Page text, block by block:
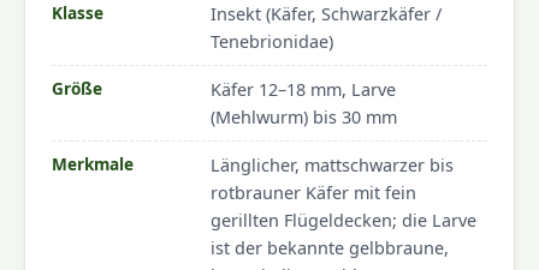
Klasse
Insekt (Käfer, Schwarzkäfer /
Tenebrionidae)
Größe
Käfer 12–18 mm, Larve
(Mehlwurm) bis 30 mm
Merkmale
Länglicher, mattschwarzer bis
rotbrauner Käfer mit fein
gerillten Flügeldecken; die Larve
ist der bekannte gelbbraune,